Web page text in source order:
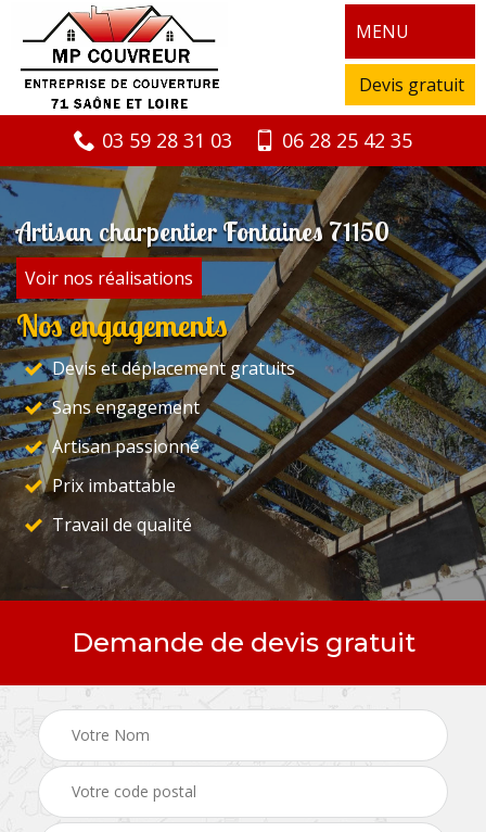
MENU
Devis gratuit
03 59 28 31 03 06 28 25 42 35
Artisan charpentier Fontaines 71150
Voir nos réalisations
Nos engagements
Devis et déplacement gratuits
Sans engagement
Artisan passionné
Prix imbattable
Travail de qualité
Demande de devis gratuit